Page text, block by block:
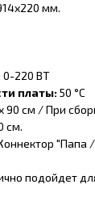
мм.
0-220 ВТ
платы:50 °С
90 см / При
см.
"Папа
подойдет